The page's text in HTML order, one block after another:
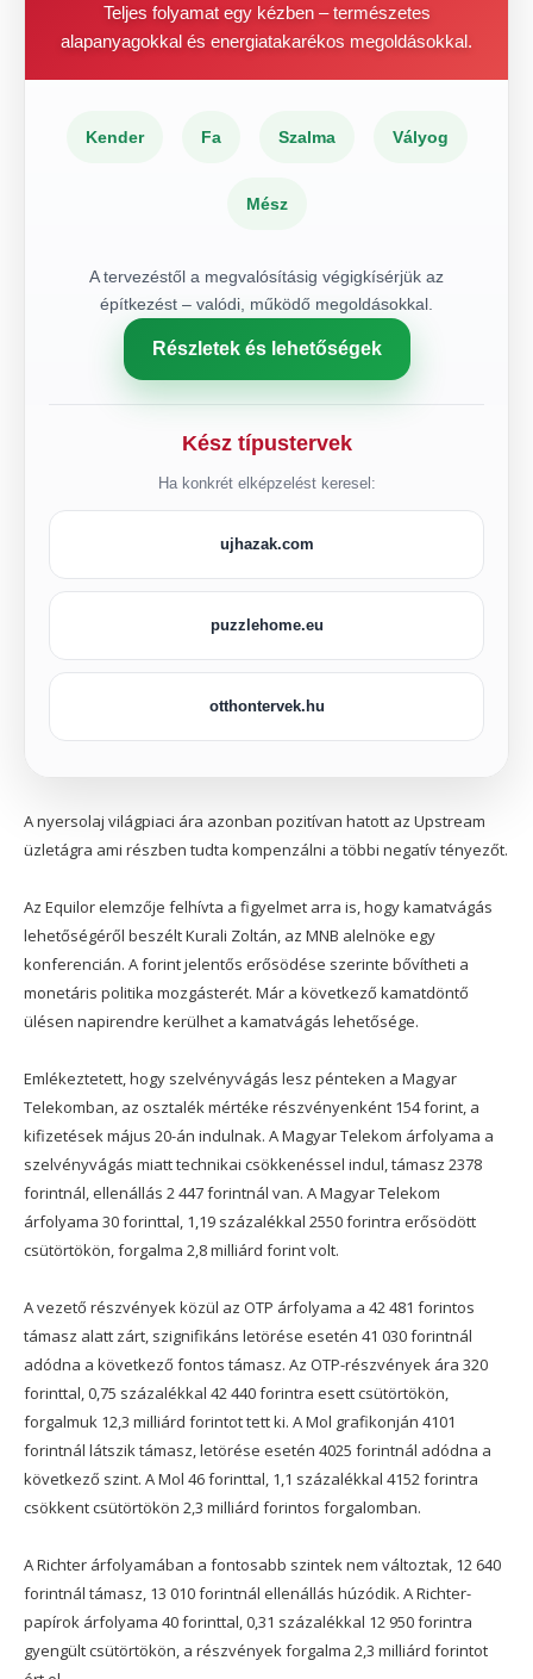
Teljes folyamat egy kézben – természetes
alapanyagokkal és energiatakarékos megoldásokkal.
Kender Fa Szalma Vályog
Mész
A tervezéstől a megvalósításig végigkísérjük az
építkezést – valódi, működő megoldásokkal.
Részletek és lehetőségek
Kész típustervek
Ha konkrét elképzelést keresel:
ujhazak.com
puzzlehome.eu
otthontervek.hu
A nyersolaj világpiaci ára azonban pozitívan hatott az Upstream
üzletágra ami részben tudta kompenzálni a többi negatív tényezőt.
Az Equilor elemzője felhívta a figyelmet arra is, hogy kamatvágás
lehetőségéről beszélt Kurali Zoltán, az MNB alelnöke egy
konferencián. A forint jelentős erősödése szerinte bővítheti a
monetáris politika mozgásterét. Már a következő kamatdöntő
ülésen napirendre kerülhet a kamatvágás lehetősége.
Emlékeztetett, hogy szelvényvágás lesz pénteken a Magyar
Telekomban, az osztalék mértéke részvényenként 154 forint, a
kifizetések május 20-án indulnak. A Magyar Telekom árfolyama a
szelvényvágás miatt technikai csökkenéssel indul, támasz 2378
forintnál, ellenállás 2 447 forintnál van. A Magyar Telekom
árfolyama 30 forinttal, 1,19 százalékkal 2550 forintra erősödött
csütörtökön, forgalma 2,8 milliárd forint volt.
A vezető részvények közül az OTP árfolyama a 42 481 forintos
támasz alatt zárt, szignifikáns letörése esetén 41 030 forintnál
adódna a következő fontos támasz. Az OTP-részvények ára 320
forinttal, 0,75 százalékkal 42 440 forintra esett csütörtökön,
forgalmuk 12,3 milliárd forintot tett ki. A Mol grafikonján 4101
forintnál látszik támasz, letörése esetén 4025 forintnál adódna a
következő szint. A Mol 46 forinttal, 1,1 százalékkal 4152 forintra
csökkent csütörtökön 2,3 milliárd forintos forgalomban.
A Richter árfolyamában a fontosabb szintek nem változtak, 12 640
forintnál támasz, 13 010 forintnál ellenállás húzódik. A Richter-
papírok árfolyama 40 forinttal, 0,31 százalékkal 12 950 forintra
gyengült csütörtökön, a részvények forgalma 2,3 milliárd forintot